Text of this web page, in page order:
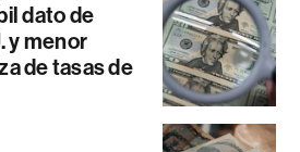
dato de
y menor
de tasas de